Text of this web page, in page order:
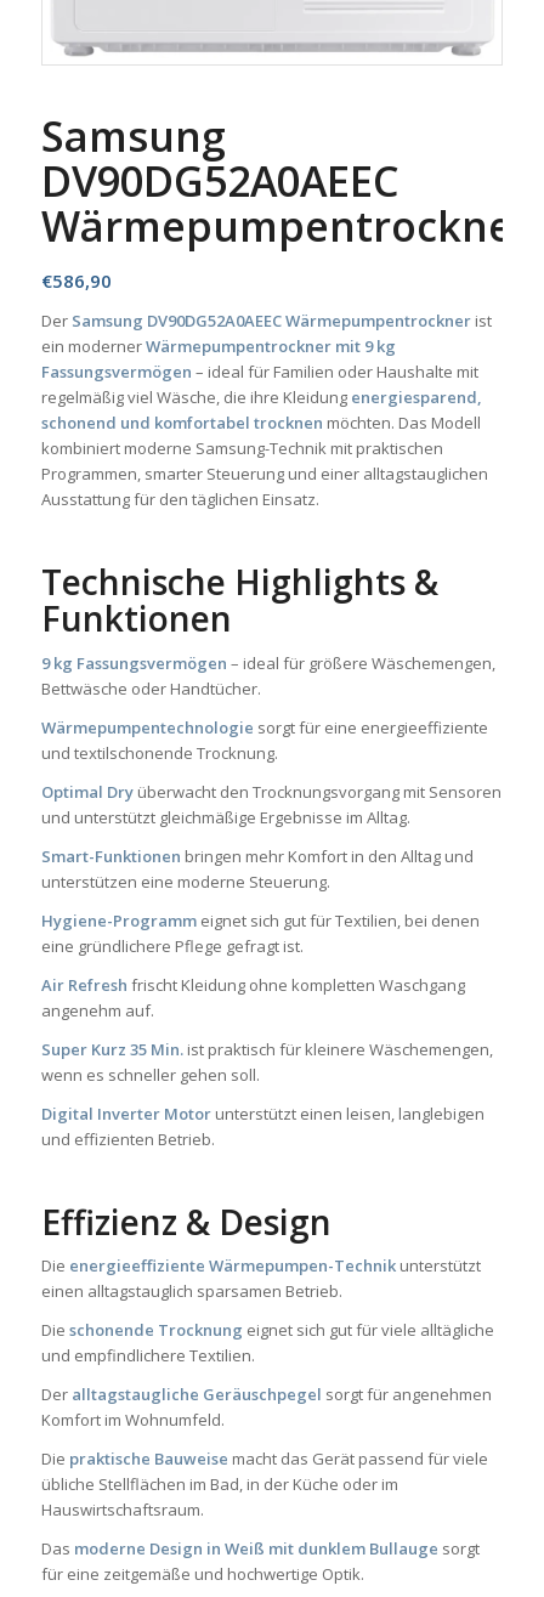
Samsung
DV90DG52A0AEEC
Wärmepumpentrockner
€586,90
Der Samsung DV90DG52A0AEEC Wärmepumpentrocknerist
ein modernerWärmepumpentrockner mit 9 kg
Fassungsvermögen – ideal für Familien oder Haushalte mit
regelmäßig viel Wäsche, die ihre Kleidung energiesparend,
schonend und komfortabel trocknen möchten. Das Modell
kombiniert moderne Samsung-Technik mit praktischen
Programmen, smarter Steuerung und einer alltagstauglichen
Ausstattung für den täglichen Einsatz.
Technische Highlights &
Funktionen
9 kg Fassungsvermögen – ideal für größere Wäschemengen,
Bettwäsche oder Handtücher.
Wärmepumpentechnologie sorgt für eine energieeffiziente
und textilschonende Trocknung.
Optimal Dryüberwacht den Trocknungsvorgang mit Sensoren
und unterstützt gleichmäßige Ergebnisse im Alltag.
Smart-Funktionen bringen mehr Komfort in den Alltag und
unterstützen eine moderne Steuerung.
Hygiene-Programmeignet sich gut für Textilien, bei denen
eine gründlichere Pflege gefragt ist.
Air Refresh frischt Kleidung ohne kompletten Waschgang
angenehm auf.
Super Kurz 35 Min.ist praktisch für kleinere Wäschemengen,
wenn es schneller gehen soll.
Digital Inverter Motorunterstützt einen leisen, langlebigen
und effizienten Betrieb.
Effizienz & Design
Die energieeffiziente Wärmepumpen-Technikunterstützt
einen alltagstauglich sparsamen Betrieb.
Die schonende Trocknung eignet sich gut für viele alltägliche
und empfindlichere Textilien.
Der alltagstaugliche Geräuschpegel sorgt für angenehmen
Komfort im Wohnumfeld.
Die praktische Bauweise macht das Gerät passend für viele
übliche Stellflächen im Bad, in der Küche oder im
Hauswirtschaftsraum.
Das moderne Design in Weiß mit dunklem Bullauge sorgt
für eine zeitgemäße und hochwertige Optik.